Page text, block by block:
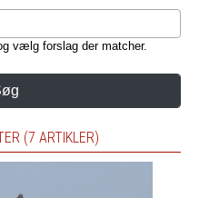
vælg forslag der matcher.
(7 ARTIKLER)